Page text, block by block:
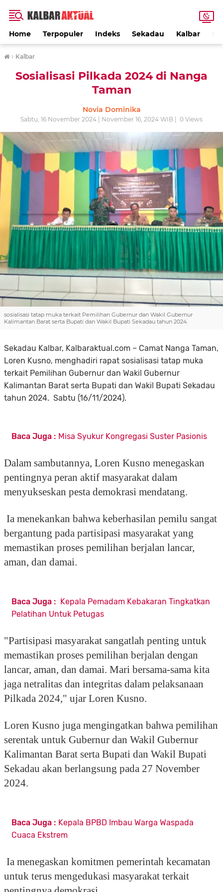
Home Terpopuler Indeks Sekadau Kalbar
› Kalbar
Sosialisasi Pilkada 2024 di Nanga
Taman
Novia Dominika
Sabtu, 16 November 2024 | November 16, 2024 WIB | 0 Views
sosialisasi tatap muka terkait Pemilihan Gubernur dan Wakil Gubernur
Kalimantan Barat serta Bupati dan Wakil Bupati Sekadau tahun 2024.
Sekadau Kalbar, Kalbaraktual.com – Camat Nanga Taman,
Loren Kusno, menghadiri rapat sosialisasi tatap muka
terkait Pemilihan Gubernur dan Wakil Gubernur
Kalimantan Barat serta Bupati dan Wakil Bupati Sekadau
tahun 2024. Sabtu (16/11/2024).
Baca Juga : Misa Syukur Kongregasi Suster Pasionis
Dalam sambutannya, Loren Kusno menegaskan
pentingnya peran aktif masyarakat dalam
menyukseskan pesta demokrasi mendatang.
Ia menekankan bahwa keberhasilan pemilu sangat
bergantung pada partisipasi masyarakat yang
memastikan proses pemilihan berjalan lancar,
aman, dan damai.
Baca Juga : Kepala Pemadam Kebakaran Tingkatkan
Pelatihan Untuk Petugas
"Partisipasi masyarakat sangatlah penting untuk
memastikan proses pemilihan berjalan dengan
lancar, aman, dan damai. Mari bersama-sama kita
jaga netralitas dan integritas dalam pelaksanaan
Pilkada 2024," ujar Loren Kusno.
Loren Kusno juga mengingatkan bahwa pemilihan
serentak untuk Gubernur dan Wakil Gubernur
Kalimantan Barat serta Bupati dan Wakil Bupati
Sekadau akan berlangsung pada 27 November
2024.
Baca Juga : Kepala BPBD Imbau Warga Waspada
Cuaca Ekstrem
Ia menegaskan komitmen pemerintah kecamatan
untuk terus mengedukasi masyarakat terkait